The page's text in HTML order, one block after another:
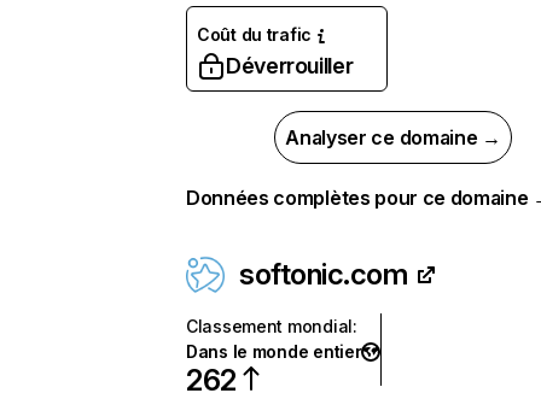
Coût du trafic
Déverrouiller
Analyser ce domaine →
Données complètes pour ce domaine
softonic.com
Classement mondial:
Dans le monde entier
262